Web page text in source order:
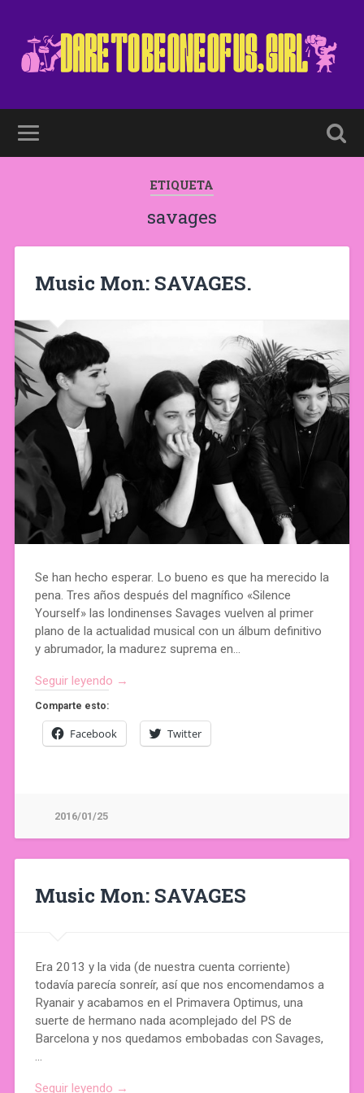
ETIQUETA
savages
Music Mon: SAVAGES.
Se han hecho esperar. Lo bueno es que ha merecido la
pena. Tres años después del magnífico «Silence
Yourself» las londinenses Savages vuelven al primer
plano de la actualidad musical con un álbum definitivo
y abrumador, la madurez suprema en…
Seguir leyendo →
Comparte esto:
Facebook Twitter
2016/01/25
Music Mon: SAVAGES
Era 2013 y la vida (de nuestra cuenta corriente)
todavía parecía sonreír, así que nos encomendamos a
Ryanair y acabamos en el Primavera Optimus, una
suerte de hermano nada acomplejado del PS de
Barcelona y nos quedamos embobadas con Savages,
…
Seguir leyendo →